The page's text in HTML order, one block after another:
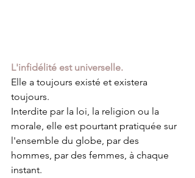
L'infidélité est universelle.
Elle a toujours existé et existera
toujours.
Interdite par la loi, la religion ou la
morale, elle est pourtant pratiquée sur
l'ensemble du globe, par des
hommes, par des femmes, à chaque
instant.